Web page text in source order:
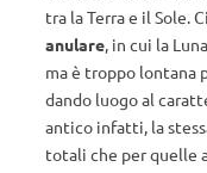
tra la Terra e il Sole.
anulare, in cui la
ma è troppo lontana
dando luogo al
antico infatti, la
totali che per quelle